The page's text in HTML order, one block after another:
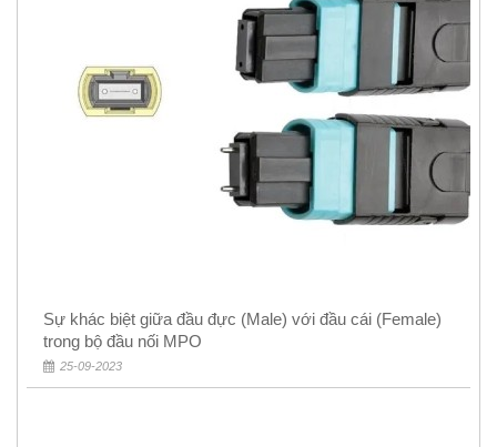
Sự khác biệt giữa đầu đực (Male) với đầu cái (Female)
trong bộ đầu nối MPO
25-09-2023